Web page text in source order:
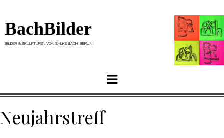
BachBilder
BILDER & SKULPTUREN VON SYLKE BACH, BERLIN
Menu
Neujahrstreff